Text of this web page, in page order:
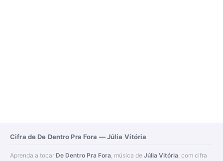
Cifra de De Dentro Pra Fora — Júlia Vitória
Aprenda a tocar De Dentro Pra Fora , música de Júlia Vitória , com cifra